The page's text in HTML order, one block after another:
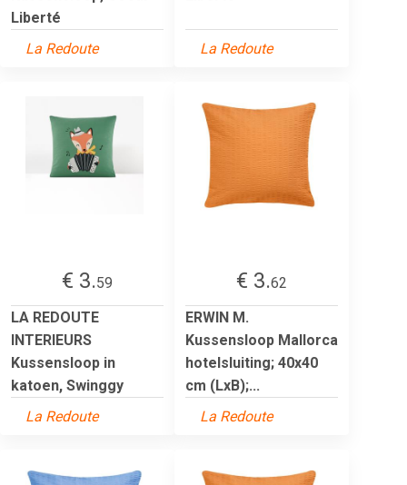
Liberté
La Redoute
La Redoute
€ 3.59
LA REDOUTE
INTERIEURS
Kussensloop in
katoen, Swinggy
La Redoute
€ 3.62
ERWIN M.
Kussensloop Mallorca
hotelsluiting; 40x40
cm (LxB);...
La Redoute